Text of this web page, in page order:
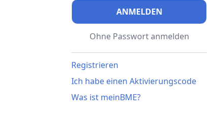
ANMELDEN
Ohne Passwort anmelden
Registrieren
Ich habe einen Aktivierungscode
Was ist meinBME?